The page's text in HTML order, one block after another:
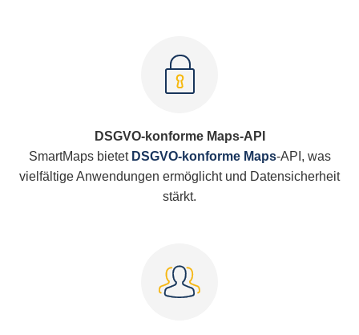
DSGVO-konforme Maps-API
SmartMaps bietet DSGVO-konforme Maps-API, was
vielfältige Anwendungen ermöglicht und Datensicherheit
stärkt.